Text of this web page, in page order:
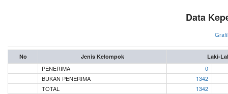
Data
No Jenis Kelompok Laki-
PENERIMA
0
BUKAN PENERIMA
1342
TOTAL
1342